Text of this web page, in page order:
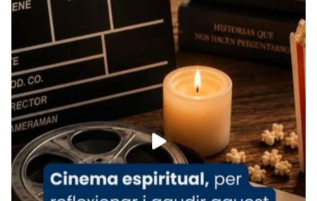
Recupera l'entrevista comp
Vatican
tican News 👇
www.vaticannews.va/es/iglesia/news/2026-
07/carmina-historia-depresion-papa-viaje-
espana-testimoni...
Foto
View on Facebook · Share
Arquebisbat de Barcelona
2 weeks ago